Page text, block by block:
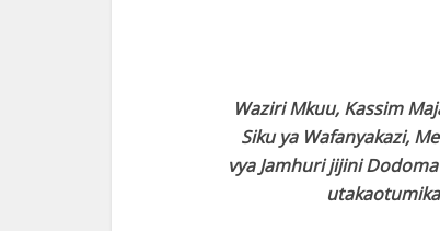
Waziri Mkuu, Kassim
Siku ya Wafanyakazi,
vya Jamhuri jijini